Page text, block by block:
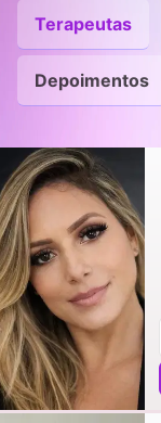
Terapeutas
Depoimentos